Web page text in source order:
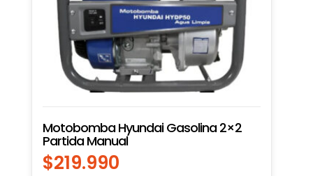
Motobomba Hyundai Gasolina 2×2
Partida Manual
$219.990